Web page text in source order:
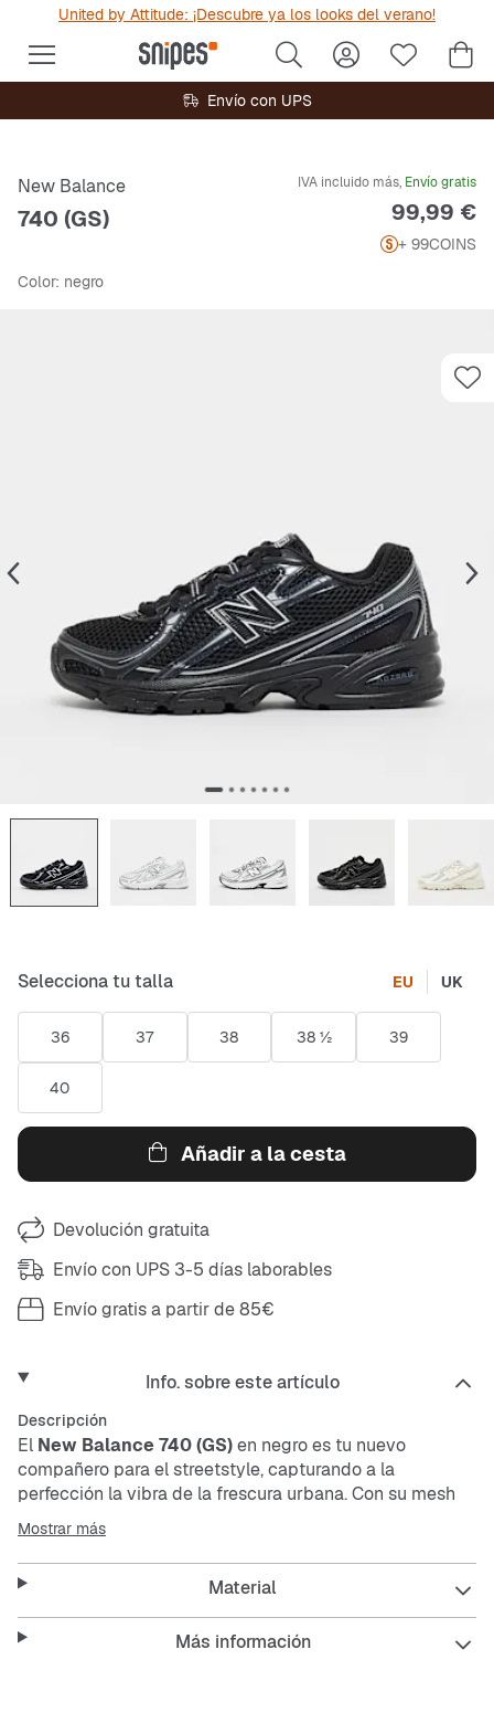
United by Attitude: ¡Descubre ya los looks del verano!
Envío con UPS
New Balance
740 (GS)
IVA incluido más, Envío gratis
Precio
99,99 €
+ 99COINS
Color: negro
Selecciona tu talla EU UK
36 37 38 38 ½ 39
40
Añadir a la cesta
Devolución gratuita
Envío con UPS 3-5 días laborables
Envío gratis a partir de 85€
Info. sobre este artículo
Descripción
El New Balance 740 (GS)en negro es tu nuevo
compañero para el streetstyle, capturando a la
perfección la vibra de la frescura urbana. Con su mesh
transpirable y su suela exterior resistente, estás listo
para cualquier día, ya sea en la calle o en el parque.
Comodidad y estilo se unen para que siempre lleves la
delantera.
son ideales para quienes buscan un look
Mostrar más
Material
Más información